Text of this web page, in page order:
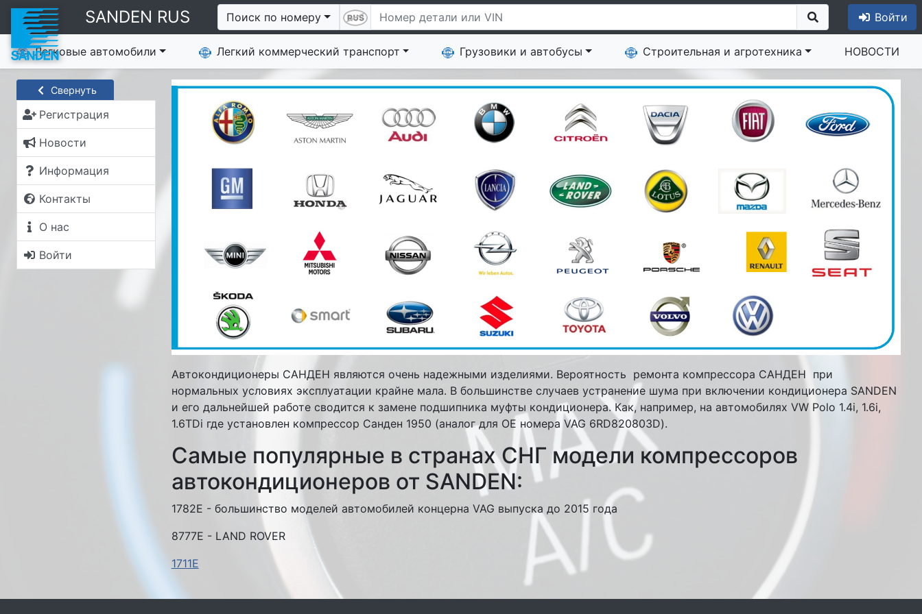
SANDEN RUS Поиск по номеру Войти
Легковые автомобили Легкий коммерческий транспорт Грузовики и автобусы Строительная и агротехника НОВОСТИ
Свернуть
Регистрация
Новости
Информация
Контакты
О нас
Войти
Автокондиционеры САНДЕН являются очень надежными изделиями. Вероятность ремонта компрессора САНДЕН при
нормальных условиях эксплуатации крайне мала. В большинстве случаев устранение шума при включении кондиционера SANDEN
и его дальнейшей работе сводится к замене подшипника муфты кондиционера. Как, например, на автомобилях VW Polo 1.4i, 1.6i,
1.6TDi где установлен компрессор Санден 1950 (аналог для ОЕ номера VAG 6RD820803D).
Самые популярные в странах СНГ модели компрессоров
автокондиционеров от SANDEN:
1782E - большинство моделей автомобилей концерна VAG выпуска до 2015 года
8777E - LAND ROVER
1711E